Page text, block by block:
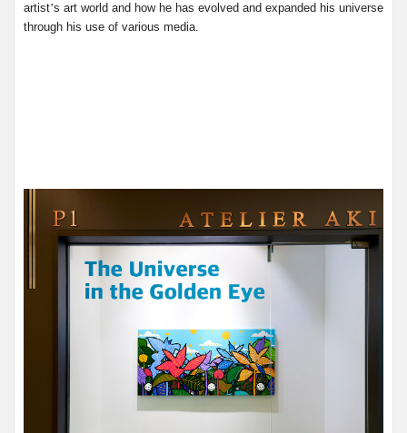
artist’s art world and how he has evolved and expanded his universe
through his use of various media.